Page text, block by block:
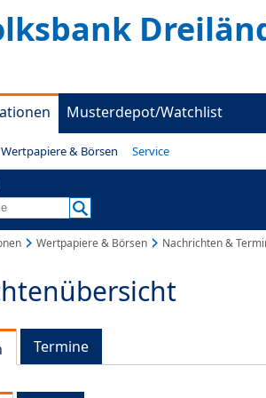
Musterdepot/Watchlist
Wertpapiere & Börsen Service
Wertpapiere & Börsen Nachrichten &
Termine